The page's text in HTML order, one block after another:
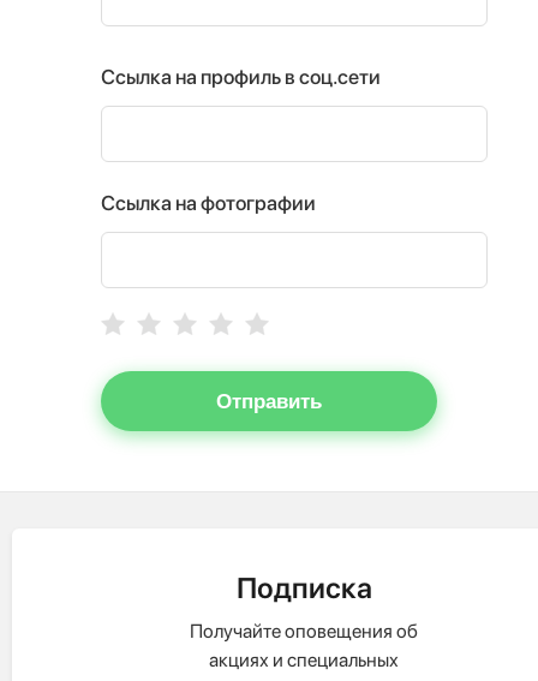
Ссылка на профиль в соц.сети
Ссылка на фотографии
Отправить
Подписка
Получайте оповещения об
акциях и специальных